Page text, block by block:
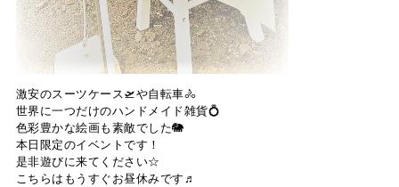
激安のスーツケース🛫や自転車🚴
世界に一つだけのハンドメイド雑貨💍
色彩豊かな絵画も素敵でした🐘
本日限定のイベントです！
是非遊びに来てください☆
こちらはもうすぐお昼休みです♬